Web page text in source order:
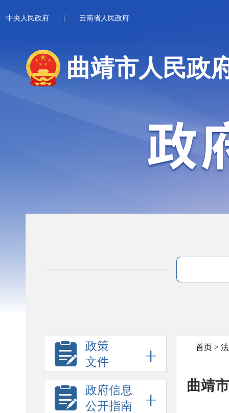
中央人民政府 云南省人民政府
曲靖市人民政
政策
文件
政府信息
公开指南
首页 >
曲靖